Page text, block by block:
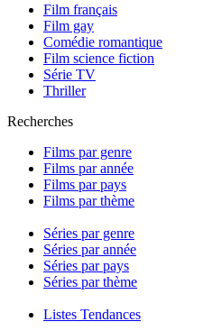
Film français
Film gay
Comédie romantique
Film science fiction
Série TV
Thriller
Recherches
Films par genre
Films par année
Films par pays
Films par thème
Séries par genre
Séries par année
Séries par pays
Séries par thème
Listes Tendances